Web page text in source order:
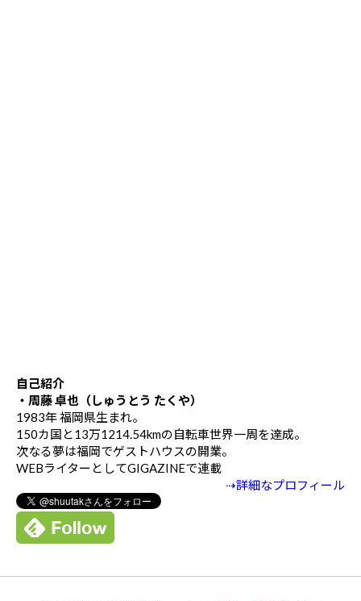
自己紹介
・周藤 卓也（しゅうとう たくや）
1983年 福岡県生まれ。
150カ国と13万1214.54kmの自転車世界一周を達成。
次なる夢は福岡でゲストハウスの開業。
WEBライターとしてGIGAZINEで連載
⇢詳細なプロフィール